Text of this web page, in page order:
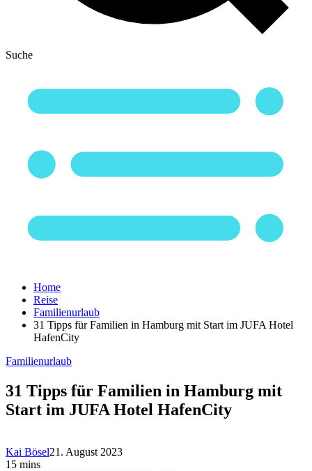
Suche
Home
Reise
Familienurlaub
31 Tipps für Familien in Hamburg mit Start im JUFA Hotel
HafenCity
Familienurlaub
31 Tipps für Familien in Hamburg mit
Start im JUFA Hotel HafenCity
Kai Bösel21. August 2023
15 mins